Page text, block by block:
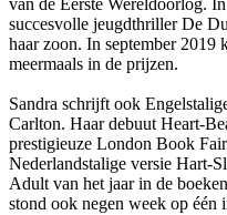
van de Eerste Wereldoorlog.
succesvolle jeugdthriller De
haar zoon. In september
meermaals in de prijzen.
Sandra schrijft ook
Carlton. Haar debuut Heart-
prestigieuze London Book
Nederlandstalige versie Hart-
Adult van het jaar in de
stond ook negen week op